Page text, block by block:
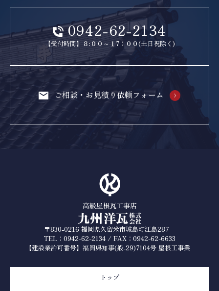
0942-62-2134
【受付時間】８:００～１7：００(土日祝除く)
ご相談・お見積り依頼フォーム
〒830-0216 福岡県久留米市城島町江島287
TEL：0942-62-2134 / FAX：0942-62-6633
【建設業許可番号】福岡県知事(般-29)7104号 屋根工事業
トップ